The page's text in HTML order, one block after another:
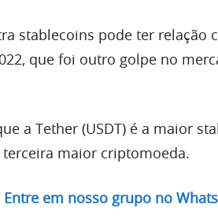
stablecoins pode ter relação
que foi outro golpe no
a Tether (USDT) é a maior
maior criptomoeda.
Entre em nosso grupo no